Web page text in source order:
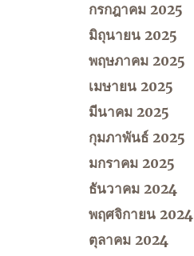
กรกฎาคม 2025
มิถุนายน 2025
พฤษภาคม 2025
เมษายน 2025
มีนาคม 2025
กุมภาพันธ์ 2025
มกราคม 2025
ธันวาคม 2024
พฤศจิกายน 2024
ตุลาคม 2024